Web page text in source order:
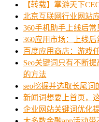
【转载】掌游天下
北京互联网行业网站
360手机助手上线后常
360应用市场：上线后
百度应用商店：游戏
Seo关键词只有不断
的方法
seo挖掘并选取长尾词
新闻词想要上首页，
企业网站关键词优化